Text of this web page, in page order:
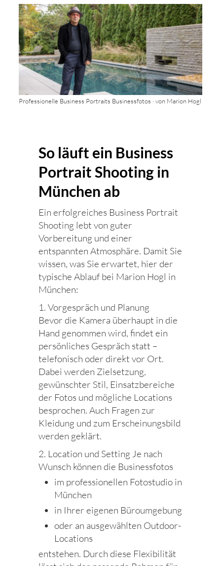
Professionelle Business Portraits Businessfotos · von Marion Hogl
So läuft ein Business
Portrait Shooting in
München ab
Ein erfolgreiches Business Portrait
Shooting lebt von guter
Vorbereitung und einer
entspannten Atmosphäre. Damit Sie
wissen, was Sie erwartet, hier der
typische Ablauf bei Marion Hogl in
München:
1. Vorgespräch und Planung
Bevor die Kamera überhaupt in die
Hand genommen wird, findet ein
persönliches Gespräch statt –
telefonisch oder direkt vor Ort.
Dabei werden Zielsetzung,
gewünschter Stil, Einsatzbereiche
der Fotos und mögliche Locations
besprochen. Auch Fragen zur
Kleidung und zum Erscheinungsbild
werden geklärt.
2. Location und Setting Je nach
Wunsch können die Businessfotos
im professionellen Fotostudio in
München
in Ihrer eigenen Büroumgebung
oder an ausgewählten Outdoor-
Locations
entstehen. Durch diese Flexibilität